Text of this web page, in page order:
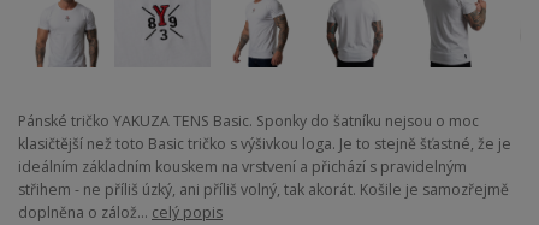
Pánské tričko YAKUZA TENS Basic. Sponky do šatníku nejsou o moc
klasičtější než toto Basic tričko s výšivkou loga. Je to stejně šťastné, že je
ideálním základním kouskem na vrstvení a přichází s pravidelným
střihem - ne příliš úzký, ani příliš volný, tak akorát. Košile je samozřejmě
doplněna o zálož... celý popis